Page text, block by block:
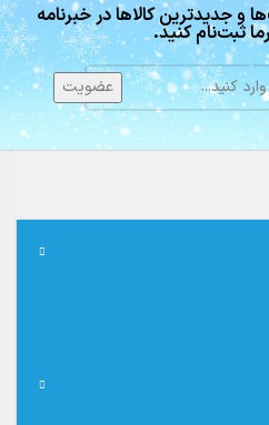
و جدیدترین کالاها در خبرنامه
ثبت‌نام کنید.